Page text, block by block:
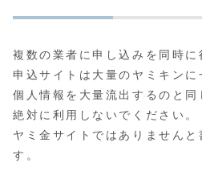
複数の業者に申し込みを同時
申込サイトは大量のヤミキンに
個人情報を大量流出するのと同
絶対に利用しないでください。
ヤミ金サイトではありません
す。